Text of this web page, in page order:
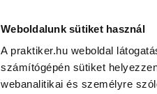
Weboldalunk sütiket használ
A praktiker.hu weboldal
számítógépén sütiket
webanalitikai és személyre